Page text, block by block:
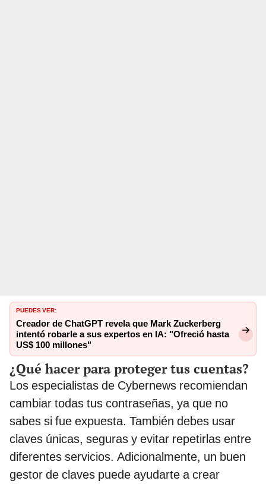
PUEDES VER:
Creador de ChatGPT revela que Mark Zuckerberg
intentó robarle a sus expertos en IA: "Ofreció hasta
US$ 100 millones"
¿Qué hacer para proteger tus cuentas?
Los especialistas de Cybernews recomiendan
cambiar todas tus contraseñas, ya que no
sabes si fue expuesta. También debes usar
claves únicas, seguras y evitar repetirlas entre
diferentes servicios. Adicionalmente, un buen
gestor de claves puede ayudarte a crear